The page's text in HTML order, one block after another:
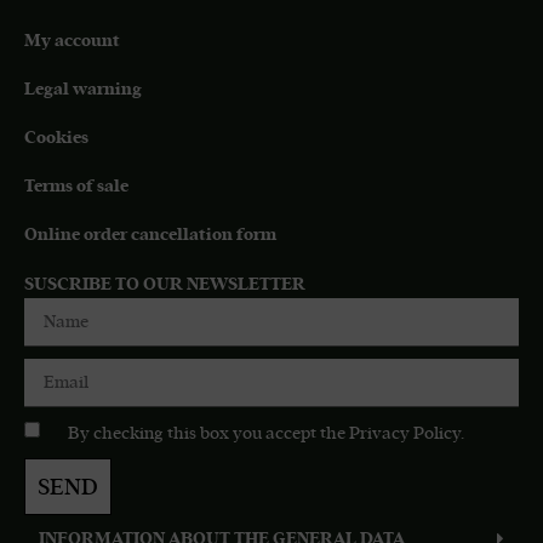
My account
Legal warning
Cookies
Terms of sale
Online order cancellation form
SUSCRIBE TO OUR NEWSLETTER
By checking this box you accept the Privacy Policy.
SEND
INFORMATION ABOUT THE GENERAL DATA